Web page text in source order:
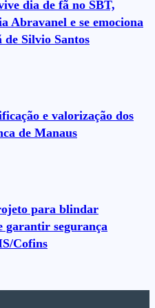
dia de fã no SBT,
Abravanel e se emociona
Silvio Santos
e valorização dos
de Manaus
para blindar
garantir segurança
Cofins